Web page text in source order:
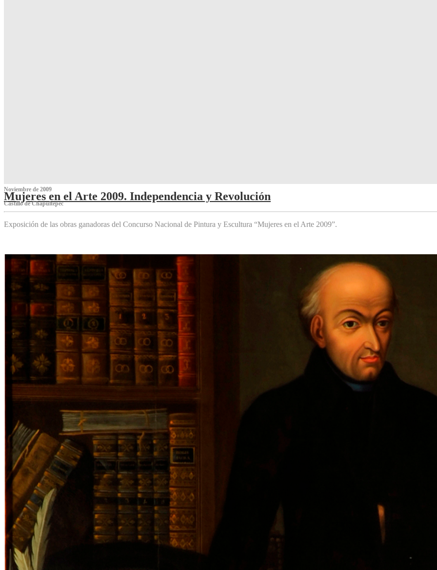
Noviembre de 2009
Mujeres en el Arte 2009. Independencia y Revolución
Castillo de Chapultepec
Exposición de las obras ganadoras del Concurso Nacional de Pintura y Escultura “Mujeres en el Arte 2009”.